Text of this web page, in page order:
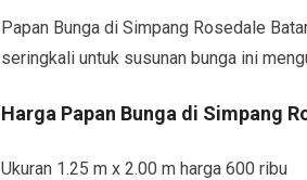
Papan Bunga di Simpang Rosedale
seringkali untuk susunan bunga ini
Harga Papan Bunga di Simpang
Ukuran 1.25 m x 2.00 m harga 600 ribu